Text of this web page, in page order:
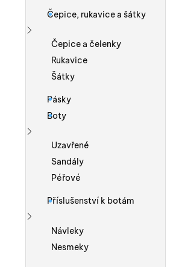
Čepice, rukavice a šátky
Zobrazit více
Čepice a čelenky
Rukavice
Šátky
Pásky
Boty
Zobrazit více
Uzavřené
Sandály
Péřové
Příslušenství k botám
Zobrazit více
Návleky
Nesmeky